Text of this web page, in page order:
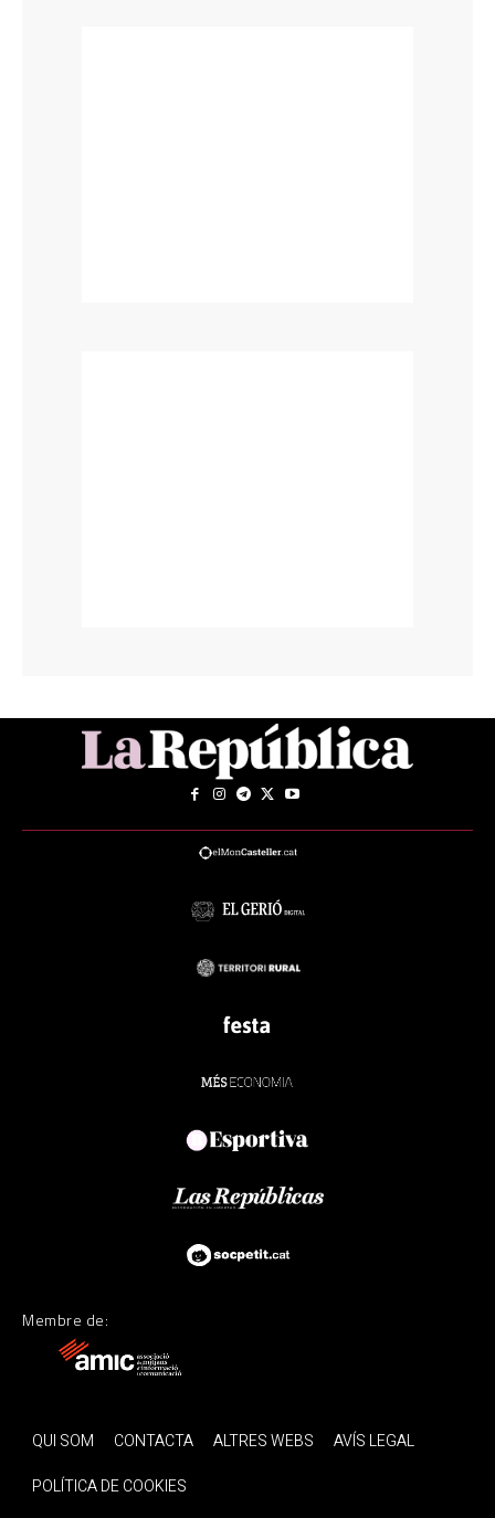
Membre de:
QUI SOM CONTACTA ALTRES WEBS
AVÍS LEGAL
POLÍTICA DE COOKIES